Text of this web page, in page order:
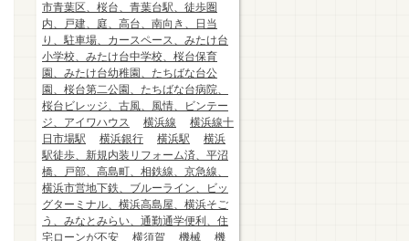
市青葉区、桜台、青葉台駅、徒歩圏
内、戸建、庭、高台、南向き、日当
り、駐車場、カースペース、みたけ台
小学校、みたけ台中学校、桜台保育
園、みたけ台幼稚園、たちばな台公
園、桜台第二公園、たちばな台病院、
桜台ビレッジ、古風、風情、ビンテー
ジ、アイワハウス
横浜線
横浜線十
日市場駅
横浜銀行 横浜駅
横浜
駅徒歩、新規内装リフォーム済、平沼
橋、戸部、高島町、相鉄線、京急線、
横浜市営地下鉄、ブルーライン、ビッ
グターミナル、横浜高島屋、横浜そご
う、みなとみらい、通勤通学便利、住
宅ローンが不安
横須賀 機械
機